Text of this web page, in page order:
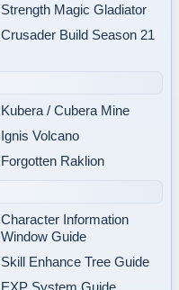
Strength Magic Gladiator
Crusader Build Season 21
Kubera / Cubera Mine
Ignis Volcano
Forgotten Raklion
Character Information
Window Guide
Skill Enhance Tree Guide
EXP System Guide